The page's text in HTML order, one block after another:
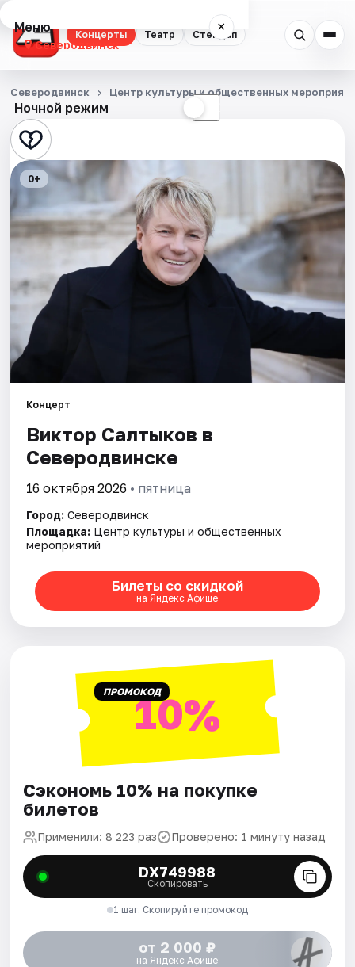
Концерты Театр Стендап
Меню ×
Северодвинск
Концерты
Театр
Стендап
События
Города
Площадки
Артисты
Рейтинги
Ночной режим ☾
Северодвинск Центр культуры и общественных
0+
Концерт
Виктор Салтыков в
Северодвинске
16 октября 2026 • пятница
Город: Северодвинск
Площадка: Центр культуры и общественных
мероприятий
Билеты со скидкой
на Яндекс Афише
ПРОМОКОД10%
Сэкономь 10% на покупке
билетов
Применили: 8 223 раз Проверено: 1 минуту назад
DX749988
Скопировать
1 шаг. Скопируйте промокод
от 2 000 ₽
на Яндекс Афише